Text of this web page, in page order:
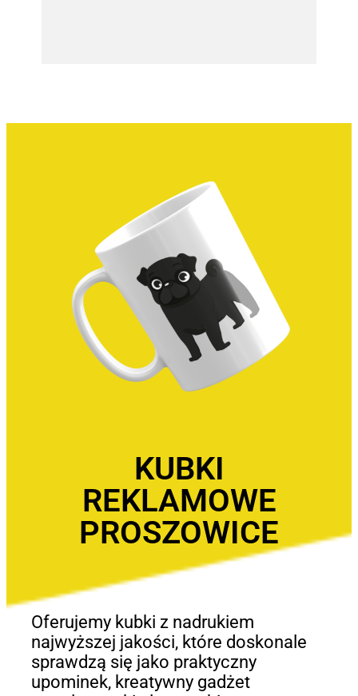
KUBKI
REKLAMOWE
PROSZOWICE
Oferujemy kubki z nadrukiem
najwyższej jakości, które doskonale
sprawdzą się jako praktyczny
upominek, kreatywny gadżet